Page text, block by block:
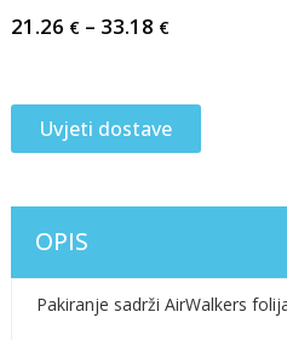
21.26 €– 33.18 €
Uvjeti dostave
OPIS
Pakiranje sadrži AirWalkers